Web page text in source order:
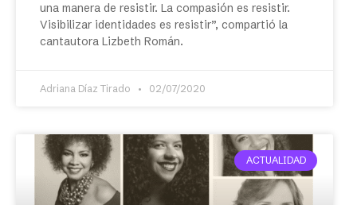
una manera de resistir. La compasión es resistir.
Visibilizar identidades es resistir”, compartió la
cantautora Lizbeth Román.
Adriana Díaz Tirado 02/07/2020
ACTUALIDAD